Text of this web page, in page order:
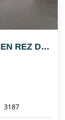
LOCAL PROFESSIONNEL SITUE EN REZ DE CHAUSSEE, ACCES PMR,...
3187